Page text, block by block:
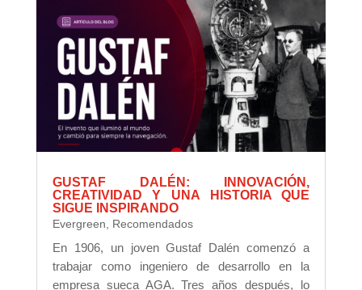
GUSTAF DALÉN: INNOVACIÓN,
CREATIVIDAD Y UNA HISTORIA QUE
SIGUE INSPIRANDO
Evergreen, Recomendados
En 1906, un joven Gustaf Dalén comenzó a
trabajar como ingeniero de desarrollo en la
empresa sueca AGA. Tres años después, lo